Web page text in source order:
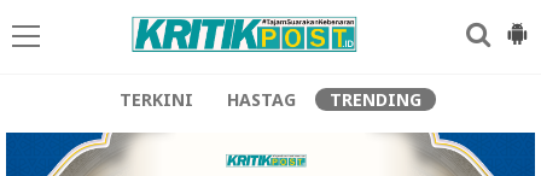
TERKINI HASTAG TRENDING